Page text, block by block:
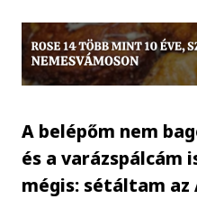
A belépőm nem
és a varázspálcám
mégis: sétáltam az